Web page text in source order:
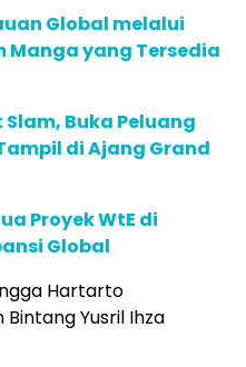
Global melalui
Manga yang Tersedia
Slam, Buka Peluang
di Ajang Grand
Proyek WtE di
Global
Hartarto
Yusril Ihza